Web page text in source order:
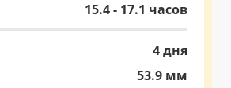
15.4 - 17.1 часов
4 дня
53.9 мм